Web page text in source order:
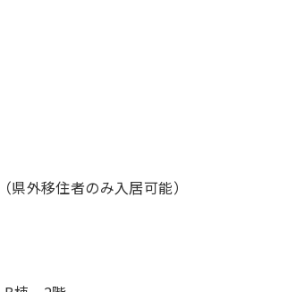
外移住者のみ入居可能）